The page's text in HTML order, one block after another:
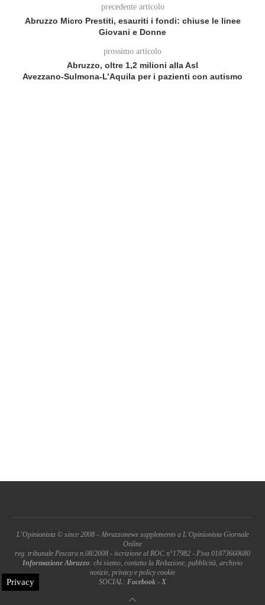
precedente articolo
Abruzzo Micro Prestiti, esauriti i fondi: chiuse le linee
Giovani e Donne
prossimo articolo
Abruzzo, oltre 1,2 milioni alla Asl
Avezzano‑Sulmona‑L’Aquila per i pazienti con autismo
L'Opinionista © since 2008 - Abruzzonews supplemento a L'Opinionista Giornale
Online
reg. tribunale Pescara n.08/2008 - iscrizione al ROC n°17982 - P.iva 01873660680
Informazione Abruzzo: chi siamo, contatta la Redazione, pubblicità, archivio
notizie, privacy e policy cookie
SOCIAL: Facebook - X
Privacy